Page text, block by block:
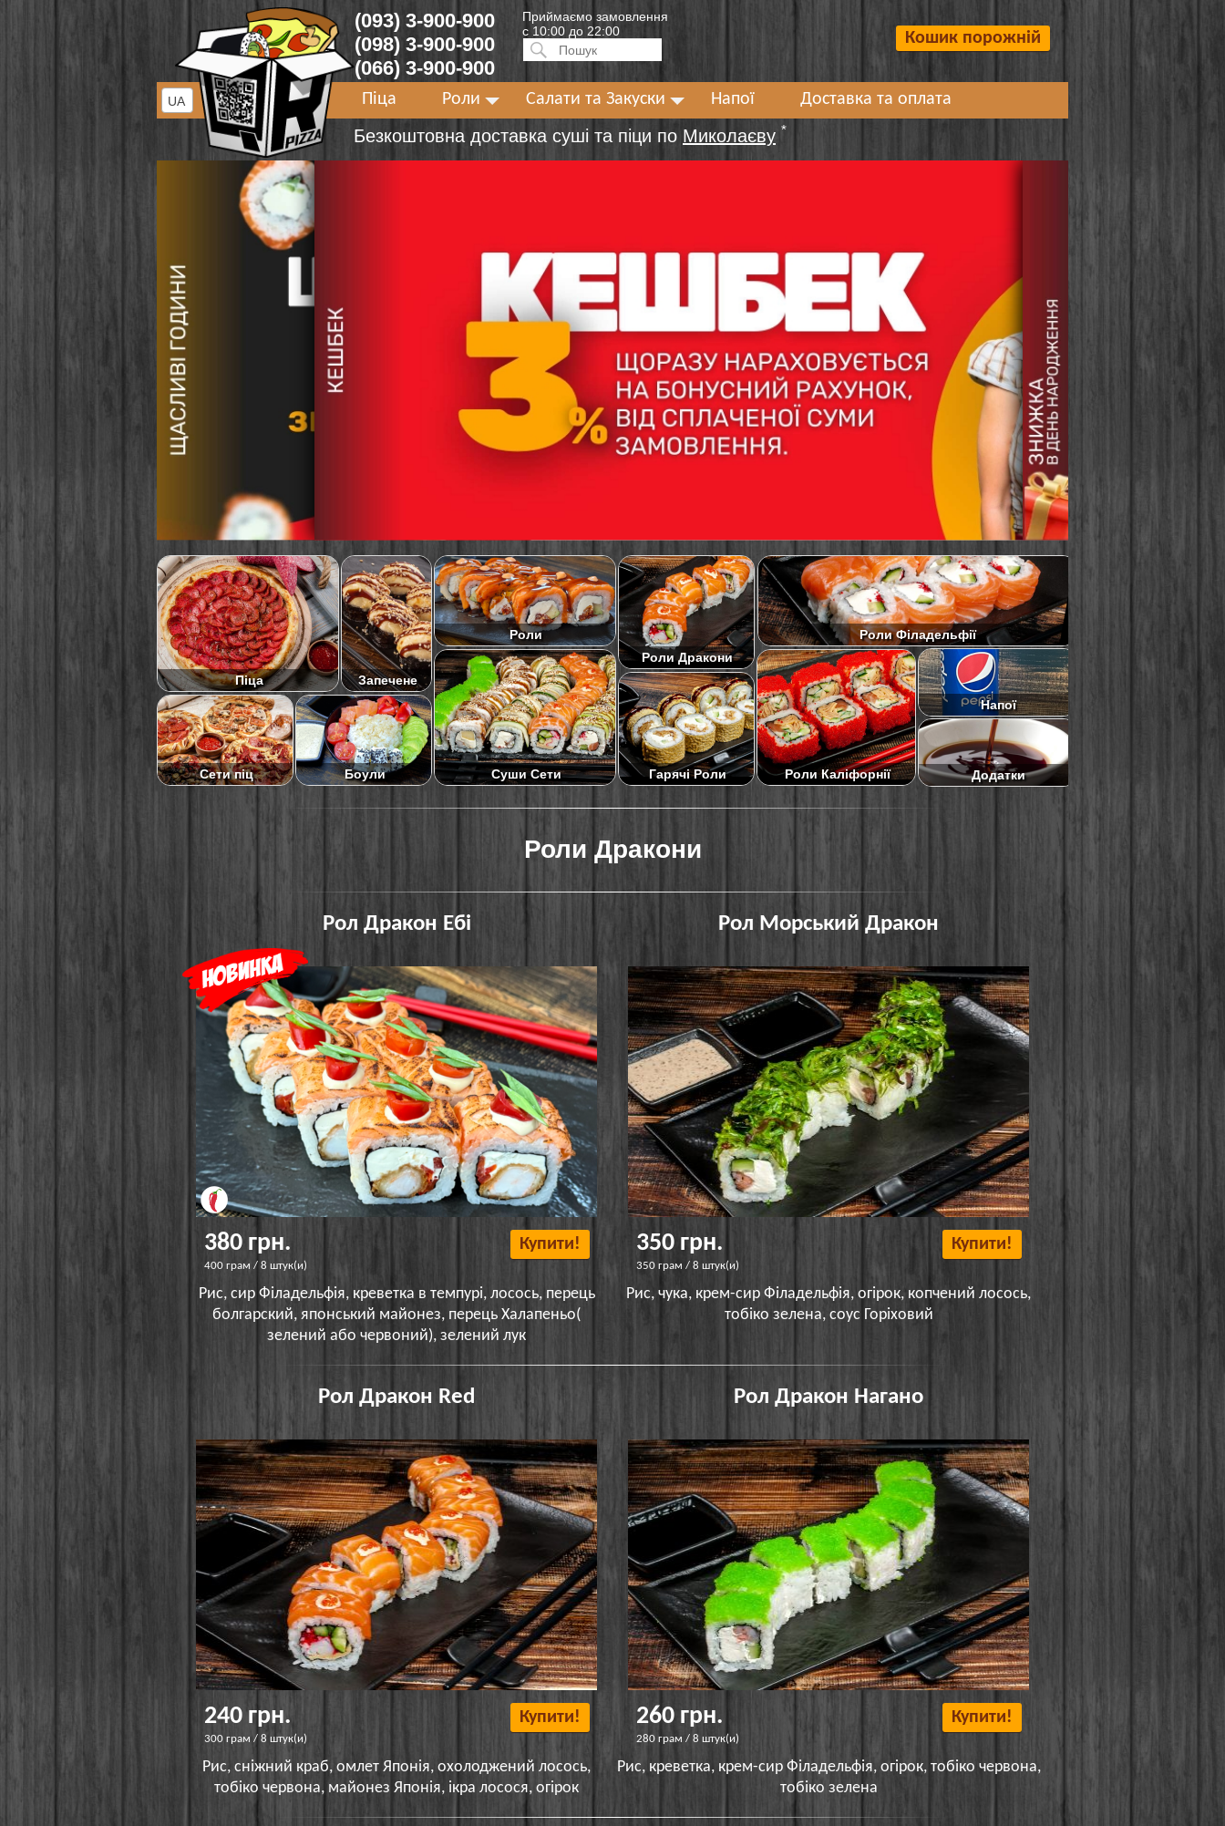
(093) 3-900-900
(098) 3-900-900
(066) 3-900-900
Приймаємо замовлення
с 10:00 до 22:00
Искать:ПОИСК Кошик порожній
Піца Роли Салати та Закуски Напої Доставка та оплата
Безкоштовна доставка суші та піци по Миколаєву *
UA
Піца Запечене
Роли
Роли Дракони
Роли Філадельфії
Сети піц Боули Суши Сети Гарячі Роли Роли Каліфорнії
Напої
Додатки
Роли Дракони
Рол Дракон Ебі
380 грн.
400 грам / 8 штук(и)
Купити!
Рис, сир Філадельфія, креветка в темпурі, лосось, перець
болгарский, японський майонез, перець Халапеньо(
зелений або червоний), зелений лук
Рол Морський Дракон
350 грн.
350 грам / 8 штук(и)
Купити!
Рис, чука, крем-сир Філадельфія, огірок, копчений лосось,
тобіко зелена, соус Горіховий
Рол Дракон Red
240 грн.
300 грам / 8 штук(и)
Купити!
Рис, сніжний краб, омлет Японія, охолоджений лосось,
тобіко червона, майонез Японія, ікра лосося, огірок
Рол Дракон Нагано
260 грн.
280 грам / 8 штук(и)
Купити!
Рис, креветка, крем-сир Філадельфія, огірок, тобіко червона,
тобіко зелена